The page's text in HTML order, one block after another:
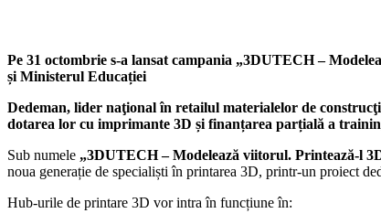
Pe 31 octombrie s-a lansat campania „3DUTECH –
și Ministerul Educației
Dedeman, lider naţional în retailul materialelor de
dotarea lor cu imprimante 3D și finanțarea parțială a
Sub numele „3DUTECH – Modelează viitorul. Printează-l
noua generație de specialiști în printarea 3D, printr-un proiect
Hub-urile de printare 3D vor intra în funcțiune în: